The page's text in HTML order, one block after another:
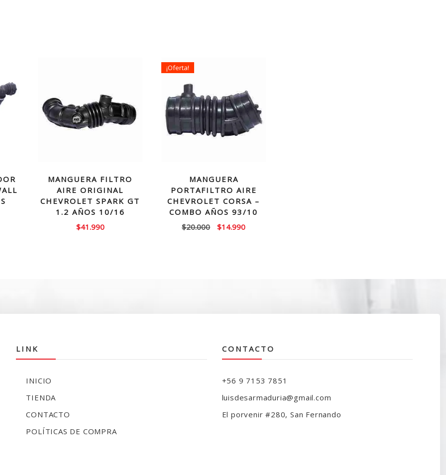
MANGUERA FILTRO
AIRE ORIGINAL
CHEVROLET SPARK GT
1.2 AÑOS 10/16
$41.990
¡Oferta!
MANGUERA
PORTAFILTRO AIRE
CHEVROLET CORSA –
COMBO AÑOS 93/10
$20.000
El
$14.990El
LINK
INICIO
TIENDA
CONTACTO
POLÍTICAS DE COMPRA
CONTACTO
+56 9 7153 7851
luisdesarmaduria@gmail.com
El porvenir #280, San Fernando